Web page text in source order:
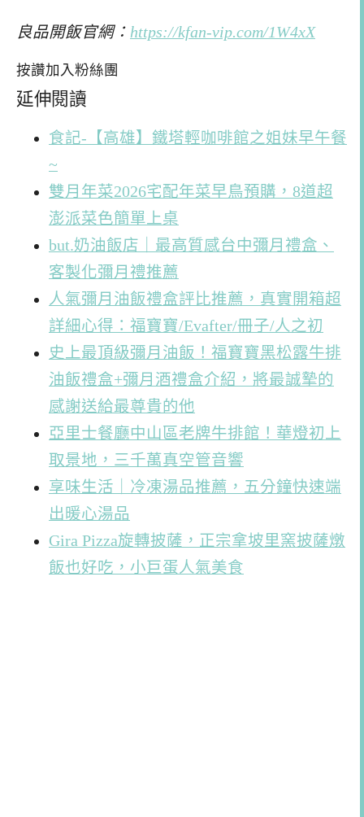
良品開飯官網： https://kfan-vip.com/1W4xX
按讚加入粉絲團
延伸閱讀
食記-【高雄】鐵塔輕咖啡館之姐妹早午餐
~
雙月年菜2026宅配年菜早鳥預購，8道超
澎派菜色簡單上桌
but.奶油飯店｜最高質感台中彌月禮盒、
客製化彌月禮推薦
人氣彌月油飯禮盒評比推薦，真實開箱超
詳細心得：福寶寶/Evafter/冊子/人之初
史上最頂級彌月油飯！福寶寶黑松露牛排
油飯禮盒+彌月酒禮盒介紹，將最誠摯的
感謝送給最尊貴的他
亞里士餐廳中山區老牌牛排館！華燈初上
取景地，三千萬真空管音響
享味生活｜冷凍湯品推薦，五分鐘快速端
出暖心湯品
Gira Pizza旋轉披薩，正宗拿坡里窯披薩燉
飯也好吃，小巨蛋人氣美食